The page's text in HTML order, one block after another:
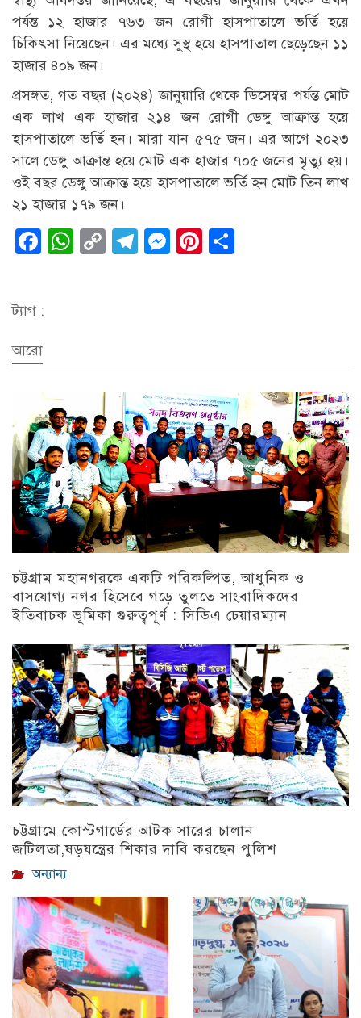
পর্যন্ত ১২ হাজার ৭৬৩ জন রোগী হাসপাতালে ভর্তি হয়ে
চিকিৎসা নিয়েছেন। এর মধ্যে সুস্থ হয়ে হাসপাতাল ছেড়েছেন ১১
হাজার ৪০৯ জন।
প্রসঙ্গত, গত বছর (২০২৪) জানুয়ারি থেকে ডিসেম্বর পর্যন্ত মোট
এক লাখ এক হাজার ২১৪ জন রোগী ডেঙ্গু আক্রান্ত হয়ে
হাসপাতালে ভর্তি হন। মারা যান ৫৭৫ জন। এর আগে ২০২৩
সালে ডেঙ্গু আক্রান্ত হয়ে মোট এক হাজার ৭০৫ জনের মৃত্যু হয়।
ওই বছর ডেঙ্গু আক্রান্ত হয়ে হাসপাতালে ভর্তি হন মোট তিন লাখ
২১ হাজার ১৭৯ জন।
Facebook
WhatsApp
CopyTelegram
Messenger
Pinterest
ট্যাগ :
আরো
চট্টগ্রাম মহানগরকে একটি পরিকল্পিত, আধুনিক ও
বাসযোগ্য নগর হিসেবে গড়ে তুলতে সাংবাদিকদের
ইতিবাচক ভূমিকা গুরুত্বপূর্ণ : সিডিএ চেয়ারম্যান
চট্টগ্রাম
চট্টগ্রামে কোস্টগার্ডের আটক সারের চালান
জটিলতা,ষড়যন্ত্রের শিকার দাবি করছেন পুলিশ
অন্যান্য